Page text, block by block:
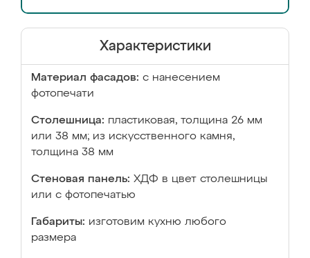
Характеристики
Материал фасадов: с нанесением
фотопечати
Столешница: пластиковая, толщина 26 мм
или 38 мм; из искусственного камня,
толщина 38 мм
Стеновая панель: ХДФ в цвет столешницы
или с фотопечатью
Габариты: изготовим кухню любого
размера